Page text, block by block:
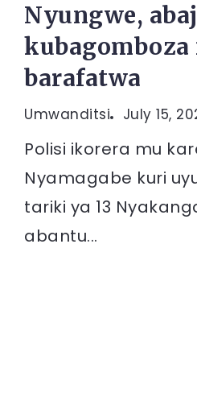
Nyungwe,
kubagomboza
barafatwa
Umwanditsi July 15,
Polisi ikorera mu
Nyamagabe kuri
tariki ya 13
abantu...